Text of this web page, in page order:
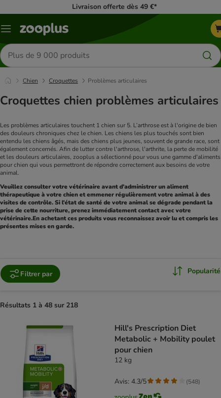
Livraison offerte dès 49 €*
Menu
Rechercher
des
produits
Chien Croquettes Problèmes articulaires
Croquettes chien problèmes articulaires
Les problèmes articulaires touchent 1 chien sur 5. L’arthrose est à l'origine de bien
des douleurs chroniques chez le chien. Les chiens les plus touchés sont bien
entendu les chiens âgés, mais des chiens plus jeunes, souvent de grande race, sont
également concernés. Afin de lutter contre l'arthrose, l'arthrite, la perte de mobilité
et les douleurs articulaires, zooplus a sélectionné pour vous une gamme d'aliments
pour chien qui vous permettront de répondre correctement aux besoins de votre
animal.
Veuillez consulter votre vétérinaire avant d'administrer un aliment
thérapeutique à votre chien et emmener régulièrement votre animal à des
visites de contrôle. Si l'état de santé de votre animal se dégrade pendant la
prise de cette nourriture, prenez immédiatement contact avec votre
vétérinaire.En achetant ces produits vous reconnaissez avoir lu et compris les
présentes mises en garde.
Filtrer par Popularité
Résultats 1 à 48 sur 218
Hill's Prescription Diet
Metabolic + Mobility poulet
pour chien
12 kg
Avis: 4.3/5 (548)